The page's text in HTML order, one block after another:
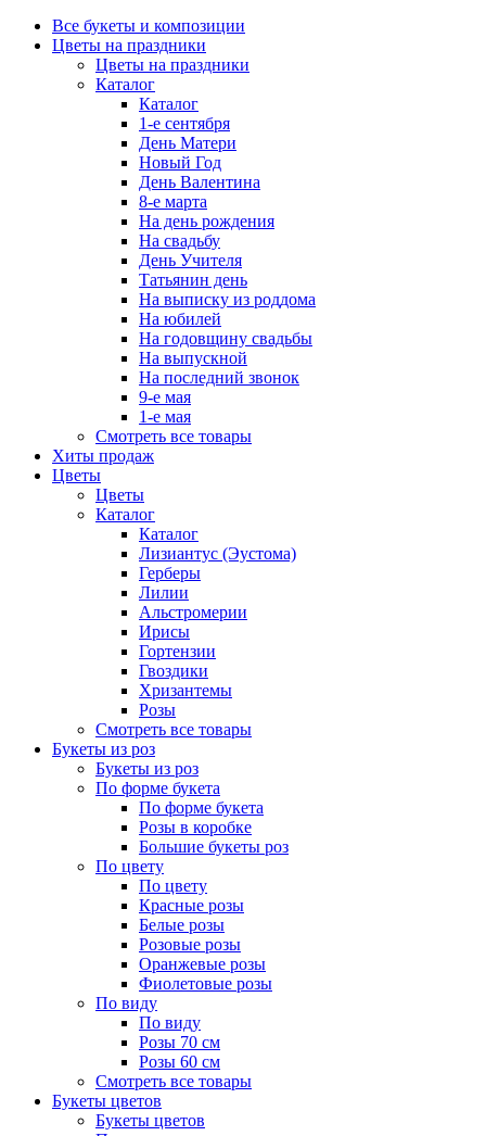
Все букеты и композиции
Цветы на праздники
Цветы на праздники
Каталог
Каталог
1-е сентября
День Матери
Новый Год
День Валентина
8-е марта
На день рождения
На свадьбу
День Учителя
Татьянин день
На выписку из роддома
На юбилей
На годовщину свадьбы
На выпускной
На последний звонок
9-е мая
1-е мая
Смотреть все товары
Хиты продаж
Цветы
Цветы
Каталог
Каталог
Лизиантус (Эустома)
Герберы
Лилии
Альстромерии
Ирисы
Гортензии
Гвоздики
Хризантемы
Розы
Смотреть все товары
Букеты из роз
Букеты из роз
По форме букета
По форме букета
Розы в коробке
Большие букеты роз
По цвету
По цвету
Красные розы
Белые розы
Розовые розы
Оранжевые розы
Фиолетовые розы
По виду
По виду
Розы 70 см
Розы 60 см
Смотреть все товары
Букеты цветов
Букеты цветов